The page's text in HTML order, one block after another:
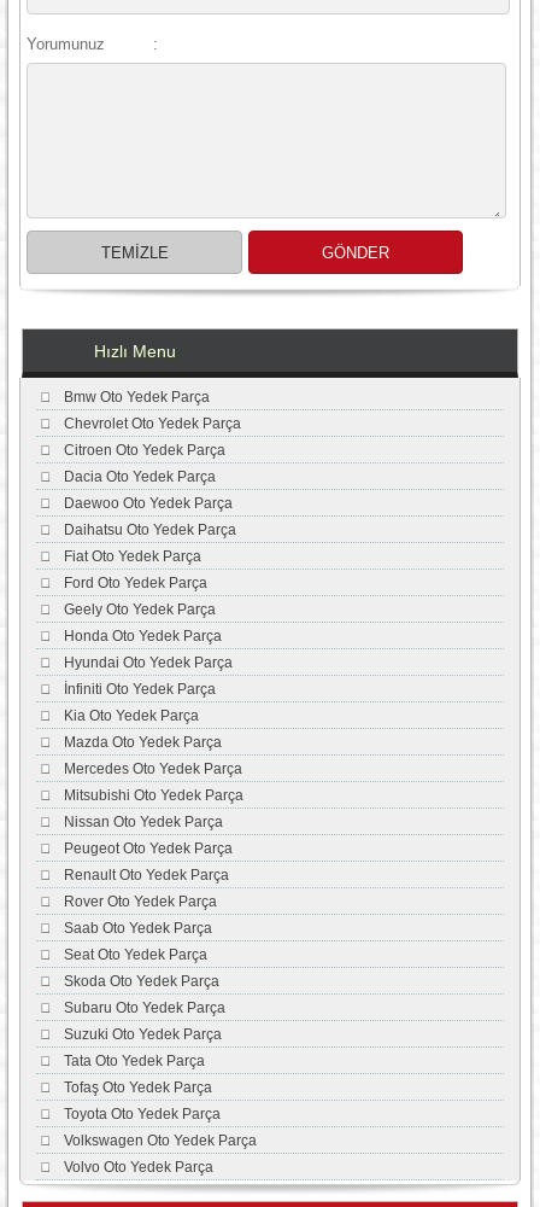
Yorumunuz :
Hızlı Menu
Bmw Oto Yedek Parça
Chevrolet Oto Yedek Parça
Citroen Oto Yedek Parça
Dacia Oto Yedek Parça
Daewoo Oto Yedek Parça
Daihatsu Oto Yedek Parça
Fiat Oto Yedek Parça
Ford Oto Yedek Parça
Geely Oto Yedek Parça
Honda Oto Yedek Parça
Hyundai Oto Yedek Parça
İnfiniti Oto Yedek Parça
Kia Oto Yedek Parça
Mazda Oto Yedek Parça
Mercedes Oto Yedek Parça
Mitsubishi Oto Yedek Parça
Nissan Oto Yedek Parça
Peugeot Oto Yedek Parça
Renault Oto Yedek Parça
Rover Oto Yedek Parça
Saab Oto Yedek Parça
Seat Oto Yedek Parça
Skoda Oto Yedek Parça
Subaru Oto Yedek Parça
Suzuki Oto Yedek Parça
Tata Oto Yedek Parça
Tofaş Oto Yedek Parça
Toyota Oto Yedek Parça
Volkswagen Oto Yedek Parça
Volvo Oto Yedek Parça